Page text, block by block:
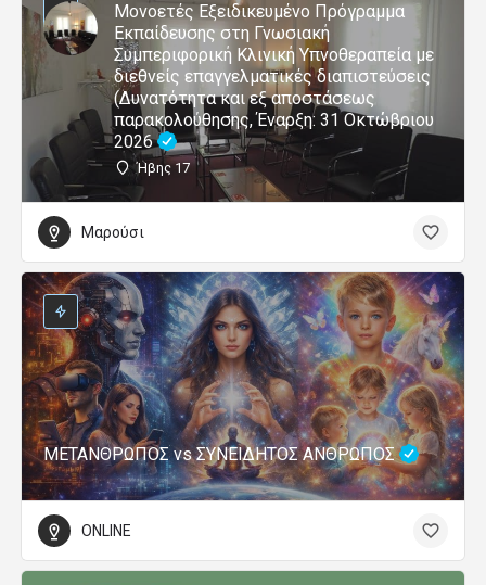
Μονοετές Εξειδικευμένο Πρόγραμμα
Εκπαίδευσης στη Γνωσιακή
Συμπεριφορική Κλινική Υπνοθεραπεία με
διεθνείς επαγγελματικές διαπιστεύσεις
(Δυνατότητα και εξ αποστάσεως
παρακολούθησης, Έναρξη: 31 Οκτώβριου
2026
Ήβης 17
Μαρούσι
ΜΕΤΑΝΘΡΩΠΟΣ vs ΣΥΝΕΙΔΗΤΟΣ ΑΝΘΡΩΠΟΣ
ONLINE